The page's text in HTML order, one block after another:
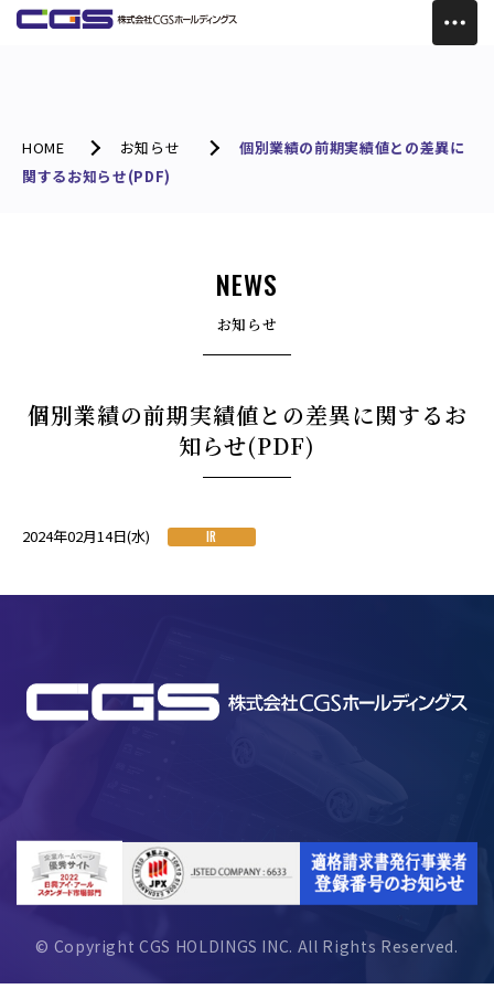
HOME お知らせ
個別業績の前期実績値との差異に
関するお知らせ(PDF)
NEWS
お知らせ
個別業績の前期実績値との差異に関するお
知らせ(PDF)
2024年02月14日(水) IR
© Copyright CGS HOLDINGS INC. All Rights Reserved.